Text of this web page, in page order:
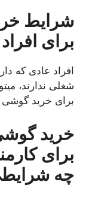
شرایط
برای
افراد عادی که
برای خرید
خرید
برای
چه